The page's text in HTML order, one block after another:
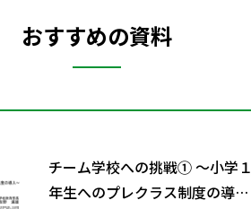
おすすめの資料
チーム学校への挑戦① ～小学１
年生へのプレクラス制度の導入